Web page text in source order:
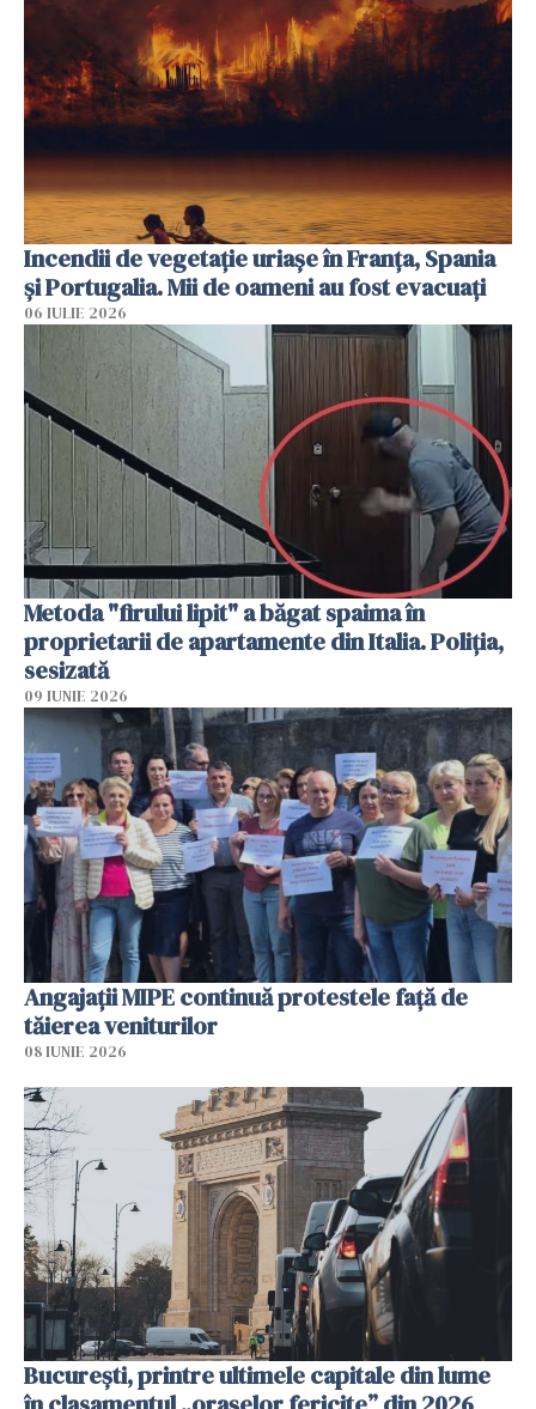
Incendii de vegetație uriașe în Franța, Spania
și Portugalia. Mii de oameni au fost evacuați
06 IULIE 2026
Metoda "firului lipit" a băgat spaima în
proprietarii de apartamente din Italia. Poliția,
sesizată
09 IUNIE 2026
Angajaţii MIPE continuă protestele faţă de
tăierea veniturilor
08 IUNIE 2026
București, printre ultimele capitale din lume